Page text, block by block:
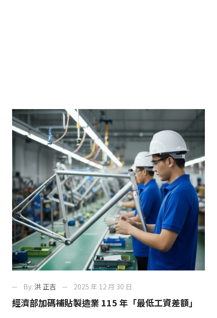
By: 洪 正吉 2025 年 12 月 30 日
經濟部加碼補貼製造業 115 年「最低工資差額」